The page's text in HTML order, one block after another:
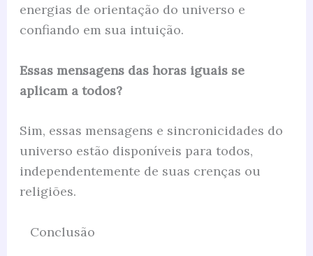
energias de orientação do universo e
confiando em sua intuição.
Essas mensagens das horas iguais se
aplicam a todos?
Sim, essas mensagens e sincronicidades do
universo estão disponíveis para todos,
independentemente de suas crenças ou
religiões.
Conclusão